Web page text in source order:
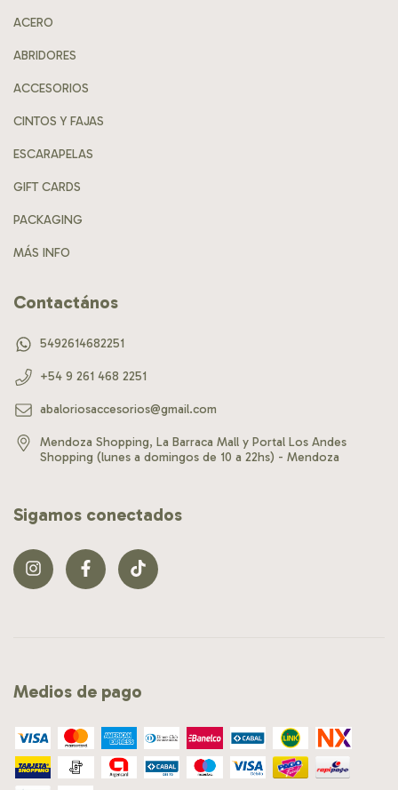
ACERO
ABRIDORES
ACCESORIOS
CINTOS Y FAJAS
ESCARAPELAS
GIFT CARDS
PACKAGING
MÁS INFO
Contactános
5492614682251
+54 9 261 468 2251
abaloriosaccesorios@gmail.com
Mendoza Shopping, La Barraca Mall y Portal Los Andes
Shopping (lunes a domingos de 10 a 22hs) - Mendoza
Sigamos conectados
Medios de pago